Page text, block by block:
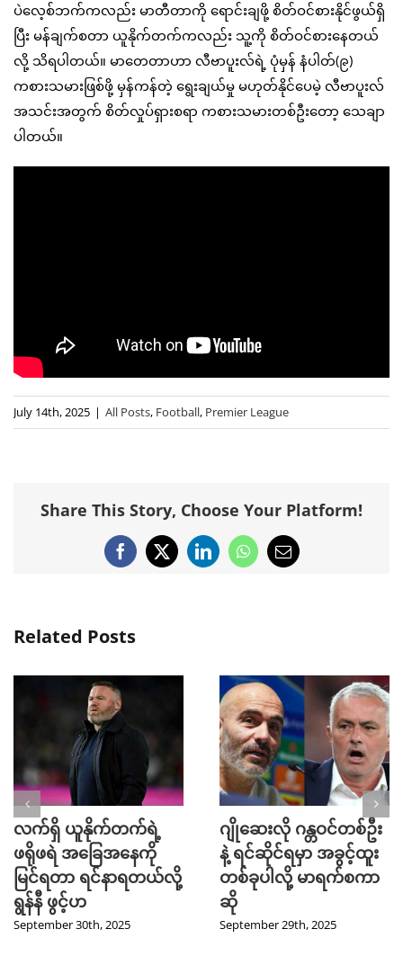
ပဲလေ့စ်ဘက်ကလည်း မာတီတာကို ရောင်းချဖို့ စိတ်ဝင်စားနိုင်ဖွယ်ရှိ
ပြီး မန်ချက်စတာ ယူနိုက်တက်ကလည်း သူ့ကို စိတ်ဝင်စားနေတယ်
လို့ သိရပါတယ်။ မာတေတာဟာ လီဗာပူးလ်ရဲ့ ပုံမှန် နံပါတ်(၉)
ကစားသမားဖြစ်ဖို့ မှန်ကန်တဲ့ ရွေးချယ်မှု မဟုတ်နိုင်ပေမဲ့ လီဗာပူးလ်
အသင်းအတွက် စိတ်လှုပ်ရှားစရာ ကစားသမားတစ်ဦးတော့ သေချာ
ပါတယ်။
July 14th, 2025 | All Posts, Football, Premier League
Share This Story, Choose Your Platform!
Facebook
X LinkedInWhatsApp
Email
Related Posts
လက်ရှိ ယူနိုက်တက်ရဲ့
ဖရိုဖရဲ အခြေအနေကို
မြင်ရတာ ရင်နာရတယ်လို့
ရွန်နီ ဖွင့်ဟ
September 30th, 2025
ဂျိုဆေးလို ဂန္တဝင်တစ်ဦး
နဲ့ ရင်ဆိုင်ရမှာ အခွင့်ထူး
တစ်ခုပါလို့ မာရက်စကာ
ဆို
September 29th, 2025